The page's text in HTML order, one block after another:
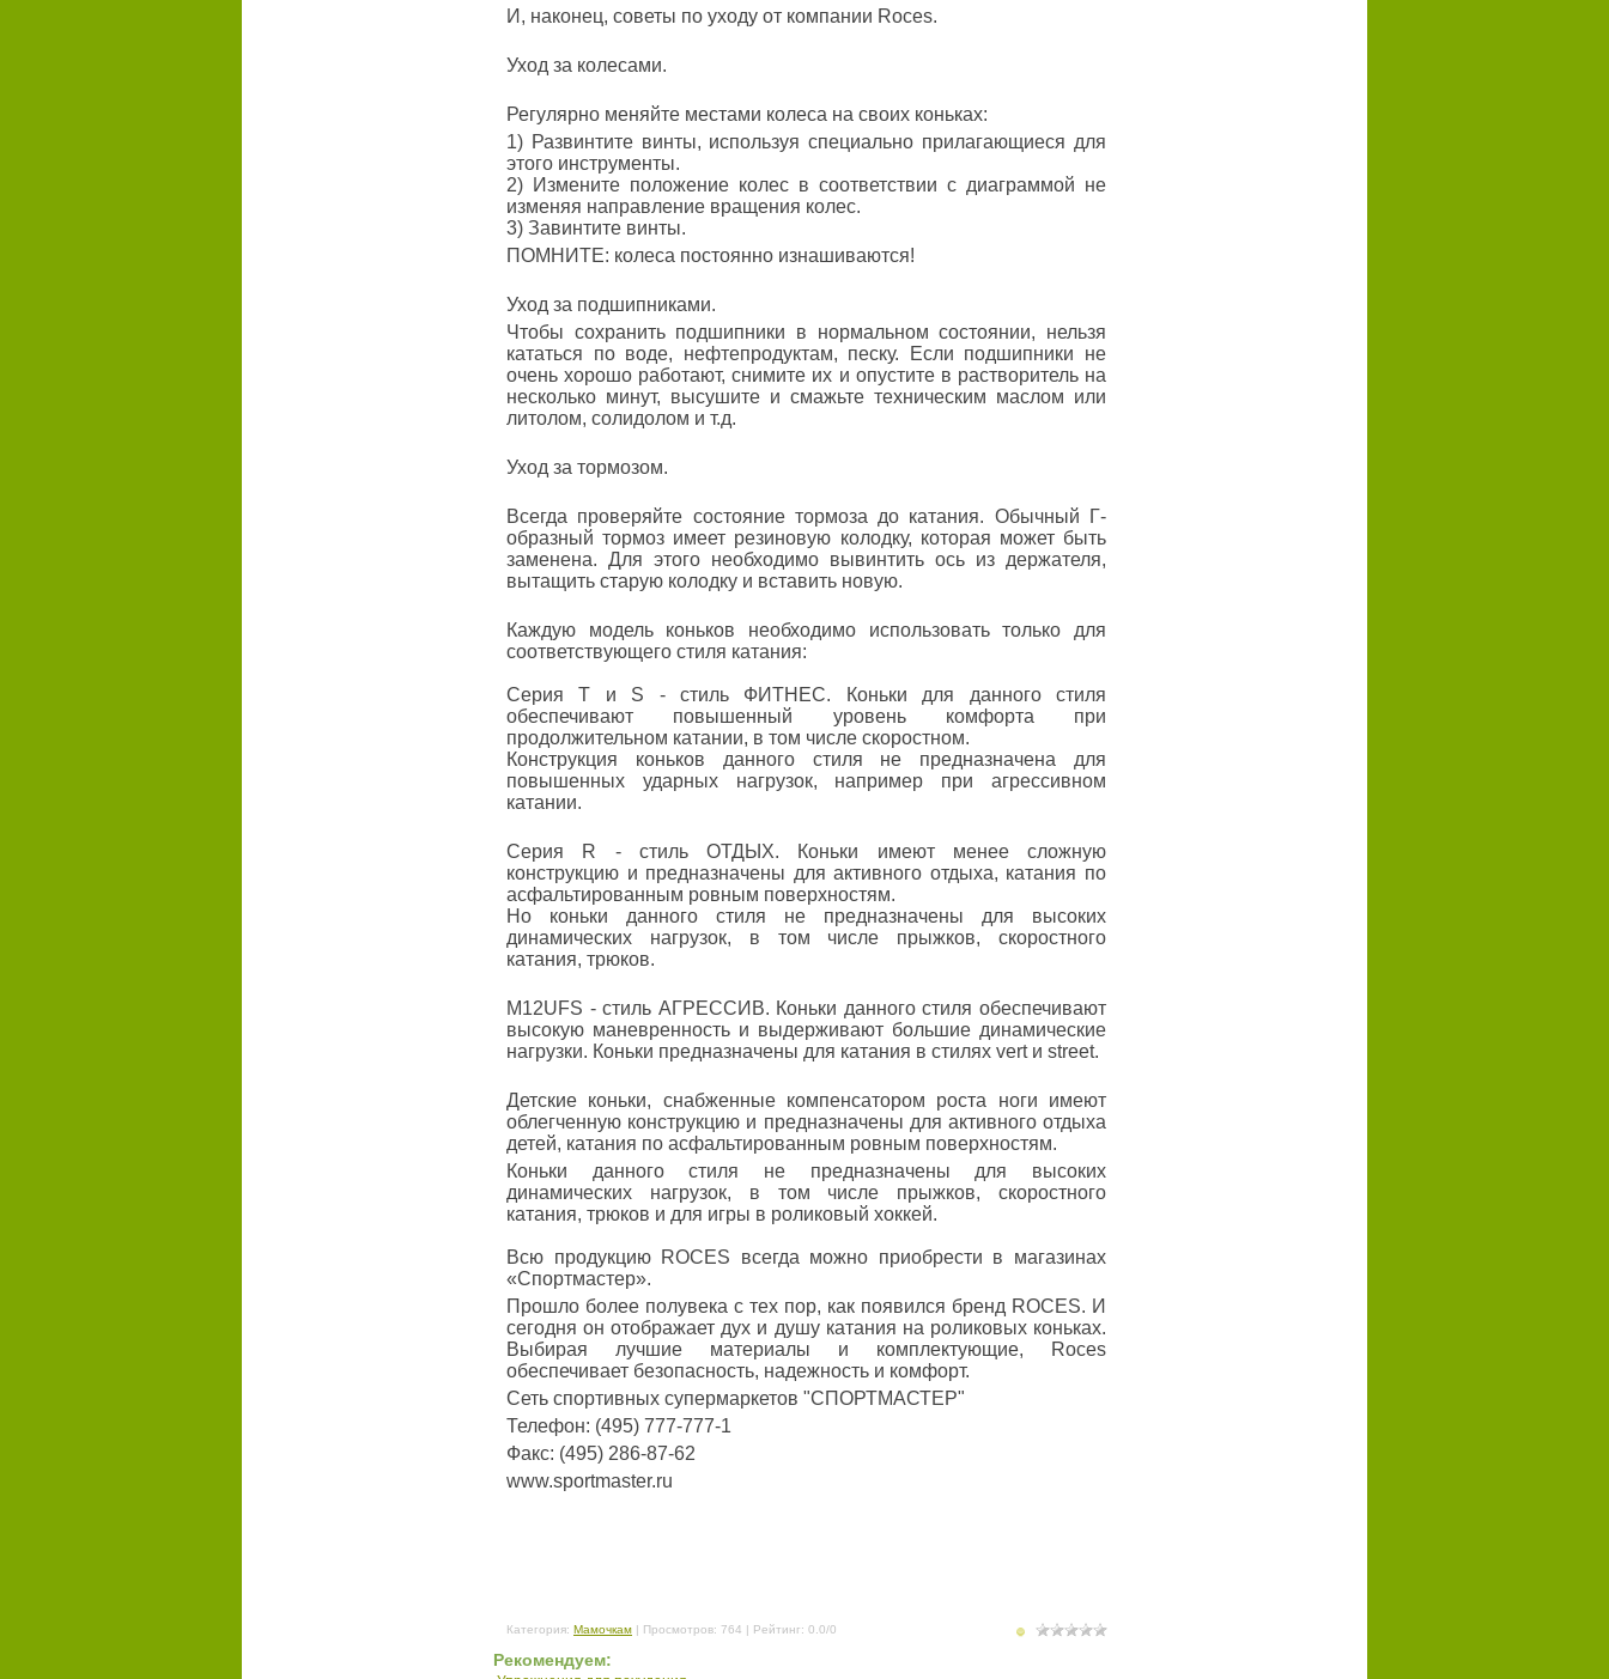
И, наконец, советы по уходу от компании Roces.
Уход за колесами.
Регулярно меняйте местами колеса на своих коньках:
1) Развинтите винты, используя специально прилагающиеся для
этого инструменты.
2) Измените положение колес в соответствии с диаграммой не
изменяя направление вращения колес.
3) Завинтите винты.
ПОМНИТЕ: колеса постоянно изнашиваются!
Уход за подшипниками.
Чтобы сохранить подшипники в нормальном состоянии, нельзя
кататься по воде, нефтепродуктам, песку. Если подшипники не
очень хорошо работают, снимите их и опустите в растворитель на
несколько минут, высушите и смажьте техническим маслом или
литолом, солидолом и т.д.
Уход за тормозом.
Всегда проверяйте состояние тормоза до катания. Обычный Г-
образный тормоз имеет резиновую колодку, которая может быть
заменена. Для этого необходимо вывинтить ось из держателя,
вытащить старую колодку и вставить новую.
Каждую модель коньков необходимо использовать только для
соответствующего стиля катания:
Серия T и S - стиль ФИТНЕС. Коньки для данного стиля
обеспечивают повышенный уровень комфорта при
продолжительном катании, в том числе скоростном.
Конструкция коньков данного стиля не предназначена для
повышенных ударных нагрузок, например при агрессивном
катании.
Серия R - стиль ОТДЫХ. Коньки имеют менее сложную
конструкцию и предназначены для активного отдыха, катания по
асфальтированным ровным поверхностям.
Но коньки данного стиля не предназначены для высоких
динамических нагрузок, в том числе прыжков, скоростного
катания, трюков.
M12UFS - стиль АГРЕССИВ. Коньки данного стиля обеспечивают
высокую маневренность и выдерживают большие динамические
нагрузки. Коньки предназначены для катания в стилях vert и street.
Детские коньки, снабженные компенсатором роста ноги имеют
облегченную конструкцию и предназначены для активного отдыха
детей, катания по асфальтированным ровным поверхностям.
Коньки данного стиля не предназначены для высоких
динамических нагрузок, в том числе прыжков, скоростного
катания, трюков и для игры в роликовый хоккей.
Всю продукцию ROCES всегда можно приобрести в магазинах
«Спортмастер».
Прошло более полувека с тех пор, как появился бренд ROCES. И
сегодня он отображает дух и душу катания на роликовых коньках.
Выбирая лучшие материалы и комплектующие, Roces
обеспечивает безопасность, надежность и комфорт.
Сеть спортивных супермаркетов "СПОРТМАСТЕР"
Телефон: (495) 777-777-1
Факс: (495) 286-87-62
www.sportmaster.ru
Категория: Мамочкам | Просмотров: 764 | Рейтинг: 0.0/0
Рекомендуем: